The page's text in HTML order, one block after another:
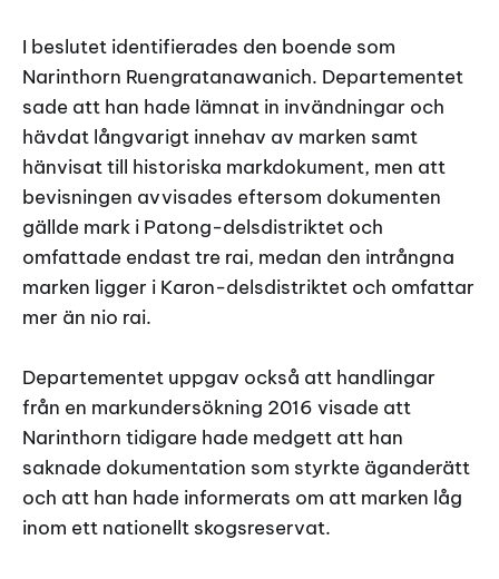
I beslutet identifierades den boende som
Narinthorn Ruengratanawanich. Departementet
sade att han hade lämnat in invändningar och
hävdat långvarigt innehav av marken samt
hänvisat till historiska markdokument, men att
bevisningen avvisades eftersom dokumenten
gällde mark i Patong-delsdistriktet och
omfattade endast tre rai, medan den intrångna
marken ligger i Karon-delsdistriktet och omfattar
mer än nio rai.
Departementet uppgav också att handlingar
från en markundersökning 2016 visade att
Narinthorn tidigare hade medgett att han
saknade dokumentation som styrkte äganderätt
och att han hade informerats om att marken låg
inom ett nationellt skogsreservat.